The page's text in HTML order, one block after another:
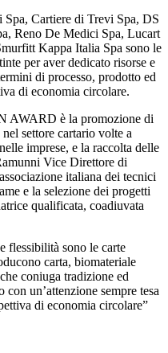
Cartiere di Trevi Spa, DS
Reno De Medici Spa, Lucart
Kappa Italia Spa sono le
per aver dedicato risorse e
di processo, prodotto ed
di economia circolare.
è la promozione di
settore cartario volte a
imprese, e la raccolta delle
Vice Direttore di
italiana dei tecnici
e la selezione dei progetti
qualificata, coadiuvata
flessibilità sono le carte
carta, biomateriale
coniuga tradizione ed
un’attenzione sempre tesa
di economia circolare”